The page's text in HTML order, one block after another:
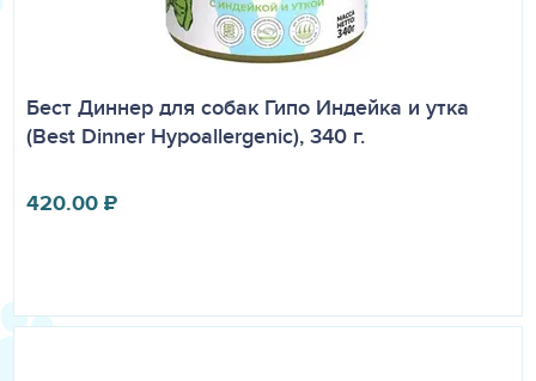
Бест Диннер для собак Гипо Индейка и утка
(Best Dinner Hypoallergenic), 340 г.
420.00₽